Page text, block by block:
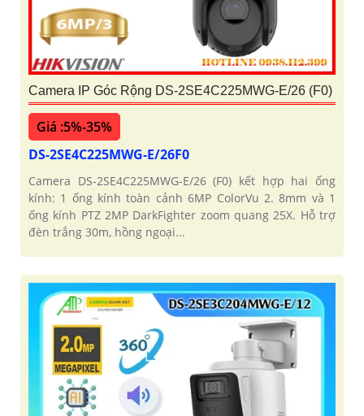
Camera IP Góc Rộng DS-2SE4C225MWG-E/26 (F0)
Giá :5%-35%
DS-2SE4C225MWG-E/26F0
Camera DS-2SE4C225MWG-E/26 (F0) kết hợp hai ống
kính: 1 ống kính toàn cảnh 6MP ColorVu 2. 8mm và 1
ống kính PTZ 2MP DarkFighter zoom quang 25X. Hỗ trợ
đèn trắng 30m, hồng ngoại...